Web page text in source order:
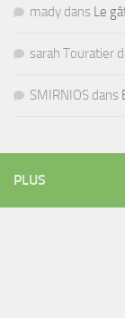
mady dans Le
sarah Touratier
SMIRNIOS dans
PLUS